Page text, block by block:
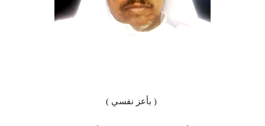
( بأعز نفسي )